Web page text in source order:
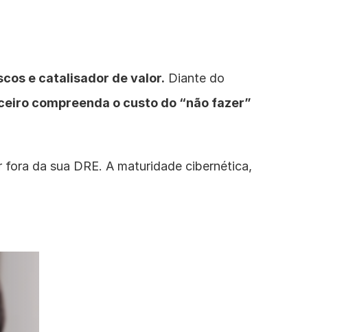
e catalisador de valor. Diante do
compreenda o custo do “não fazer”
da sua DRE. A maturidade cibernética,